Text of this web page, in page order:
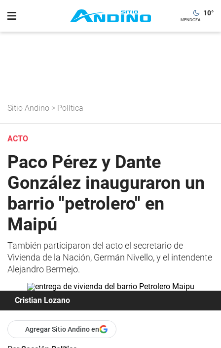
10°
Sitio Andino > Política
ACTO
Paco Pérez y Dante
González inauguraron un
barrio "petrolero" en
Maipú
También participaron del acto el secretario de
Vivienda de la Nación, Germán Nivello, y el intendente
Alejandro Bermejo.
Cristian Lozano
Agregar Sitio Andino en